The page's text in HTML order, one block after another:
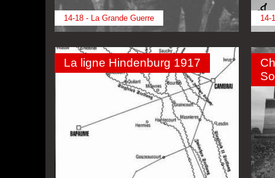
14-18 - La Grande Guerre 14-
La ligne Hindenburg 1917